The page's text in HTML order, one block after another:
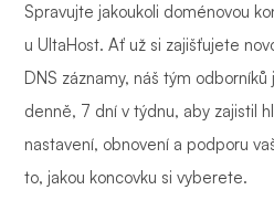
Spravujte jakoukoli doménovou
u UltaHost. Ať už si zajišťujete
DNS záznamy, náš tým
denně, 7 dní v týdnu, aby zajistil
nastavení, obnovení a podporu
to, jakou koncovku si vyberete.